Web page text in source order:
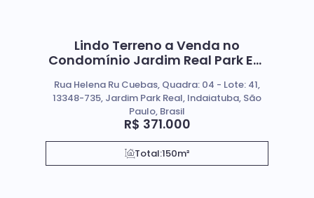
Lindo Terreno a Venda no
Condomínio Jardim Real Park Em
R$ 371.000
Rua Helena Ru Cuebas, Quadra: 04 - Lote: 41,
13348-735, Jardim Park Real, Indaiatuba, São
Paulo, Brasil
Total:150m²